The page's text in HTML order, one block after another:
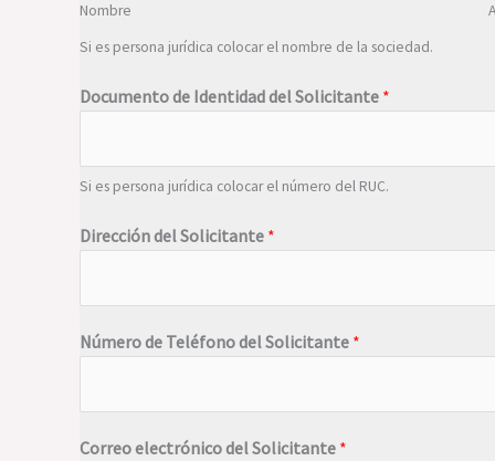
Nombre
Si es persona jurídica colocar el nombre de la sociedad.
Documento de Identidad del Solicitante *
Si es persona jurídica colocar el número del RUC.
Dirección del Solicitante *
Número de Teléfono del Solicitante *
Correo electrónico del Solicitante *